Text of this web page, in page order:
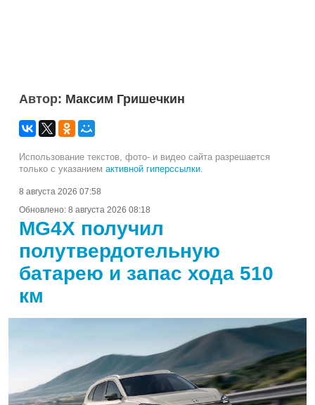
Автор: Максим Гришечкин
Использование текстов, фото- и видео сайта разрешается
только с указанием активной гиперссылки
8 августа 2026 07:58
Обновлено: 8 августа 2026 08:18
MG4X получил
полутвердотельную
батарею и запас хода 510
км